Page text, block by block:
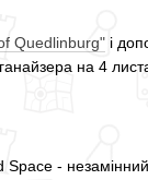
Quedlinburg" і
на 4
Space -